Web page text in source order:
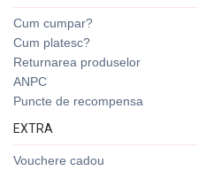
Cum cumpar?
Cum platesc?
Returnarea produselor
ANPC
Puncte de recompensa
EXTRA
Vouchere cadou